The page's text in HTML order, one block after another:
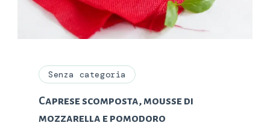
Senza categoria
Caprese scomposta, mousse di
mozzarella e pomodoro